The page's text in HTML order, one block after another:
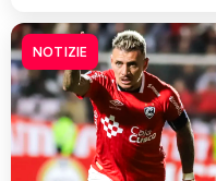
NOTIZIE